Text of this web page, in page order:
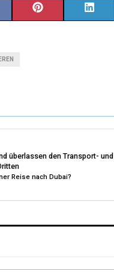
R
S
T
D
N
überlassen den Transport- und
Reise nach Dubai?